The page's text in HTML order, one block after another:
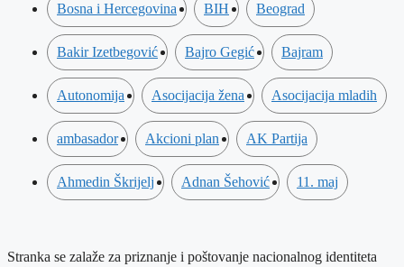
Bosna i Hercegovina BIH Beograd
Bakir Izetbegović Bajro Gegić Bajram
Autonomija Asocijacija žena Asocijacija mladih
ambasador Akcioni plan AK Partija
Ahmedin Škrijelj Adnan Šehović 11. maj
Stranka se zalaže za priznanje i poštovanje nacionalnog identiteta